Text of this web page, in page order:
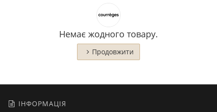
Немає жодного товару.
Продовжити
ІНФОРМАЦІЯ